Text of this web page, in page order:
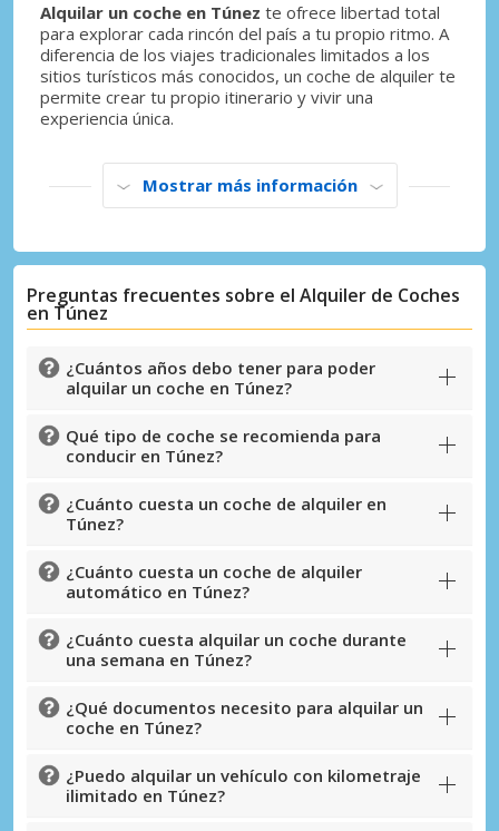
Alquilar un coche en Túnez te ofrece libertad total
para explorar cada rincón del país a tu propio ritmo. A
diferencia de los viajes tradicionales limitados a los
sitios turísticos más conocidos, un coche de alquiler te
permite crear tu propio itinerario y vivir una
experiencia única.
Mostrar más información
Preguntas frecuentes sobre el Alquiler de Coches
en Túnez
¿Cuántos años debo tener para poder
alquilar un coche en Túnez?
Qué tipo de coche se recomienda para
conducir en Túnez?
¿Cuánto cuesta un coche de alquiler en
Túnez?
¿Cuánto cuesta un coche de alquiler
automático en Túnez?
¿Cuánto cuesta alquilar un coche durante
una semana en Túnez?
¿Qué documentos necesito para alquilar un
coche en Túnez?
¿Puedo alquilar un vehículo con kilometraje
ilimitado en Túnez?
Descuentos especiales
Accede a ofertas exclusivas de nuestros
Iniciar sesión con eLink